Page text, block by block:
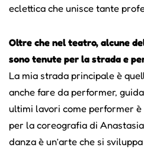
eclettica che unisce tante
Oltre che nel teatro, alcune
sono tenute per la strada e
La mia strada principale è
anche fare da performer,
ultimi lavori come performer
per la coreografia di
danza è un’arte che si